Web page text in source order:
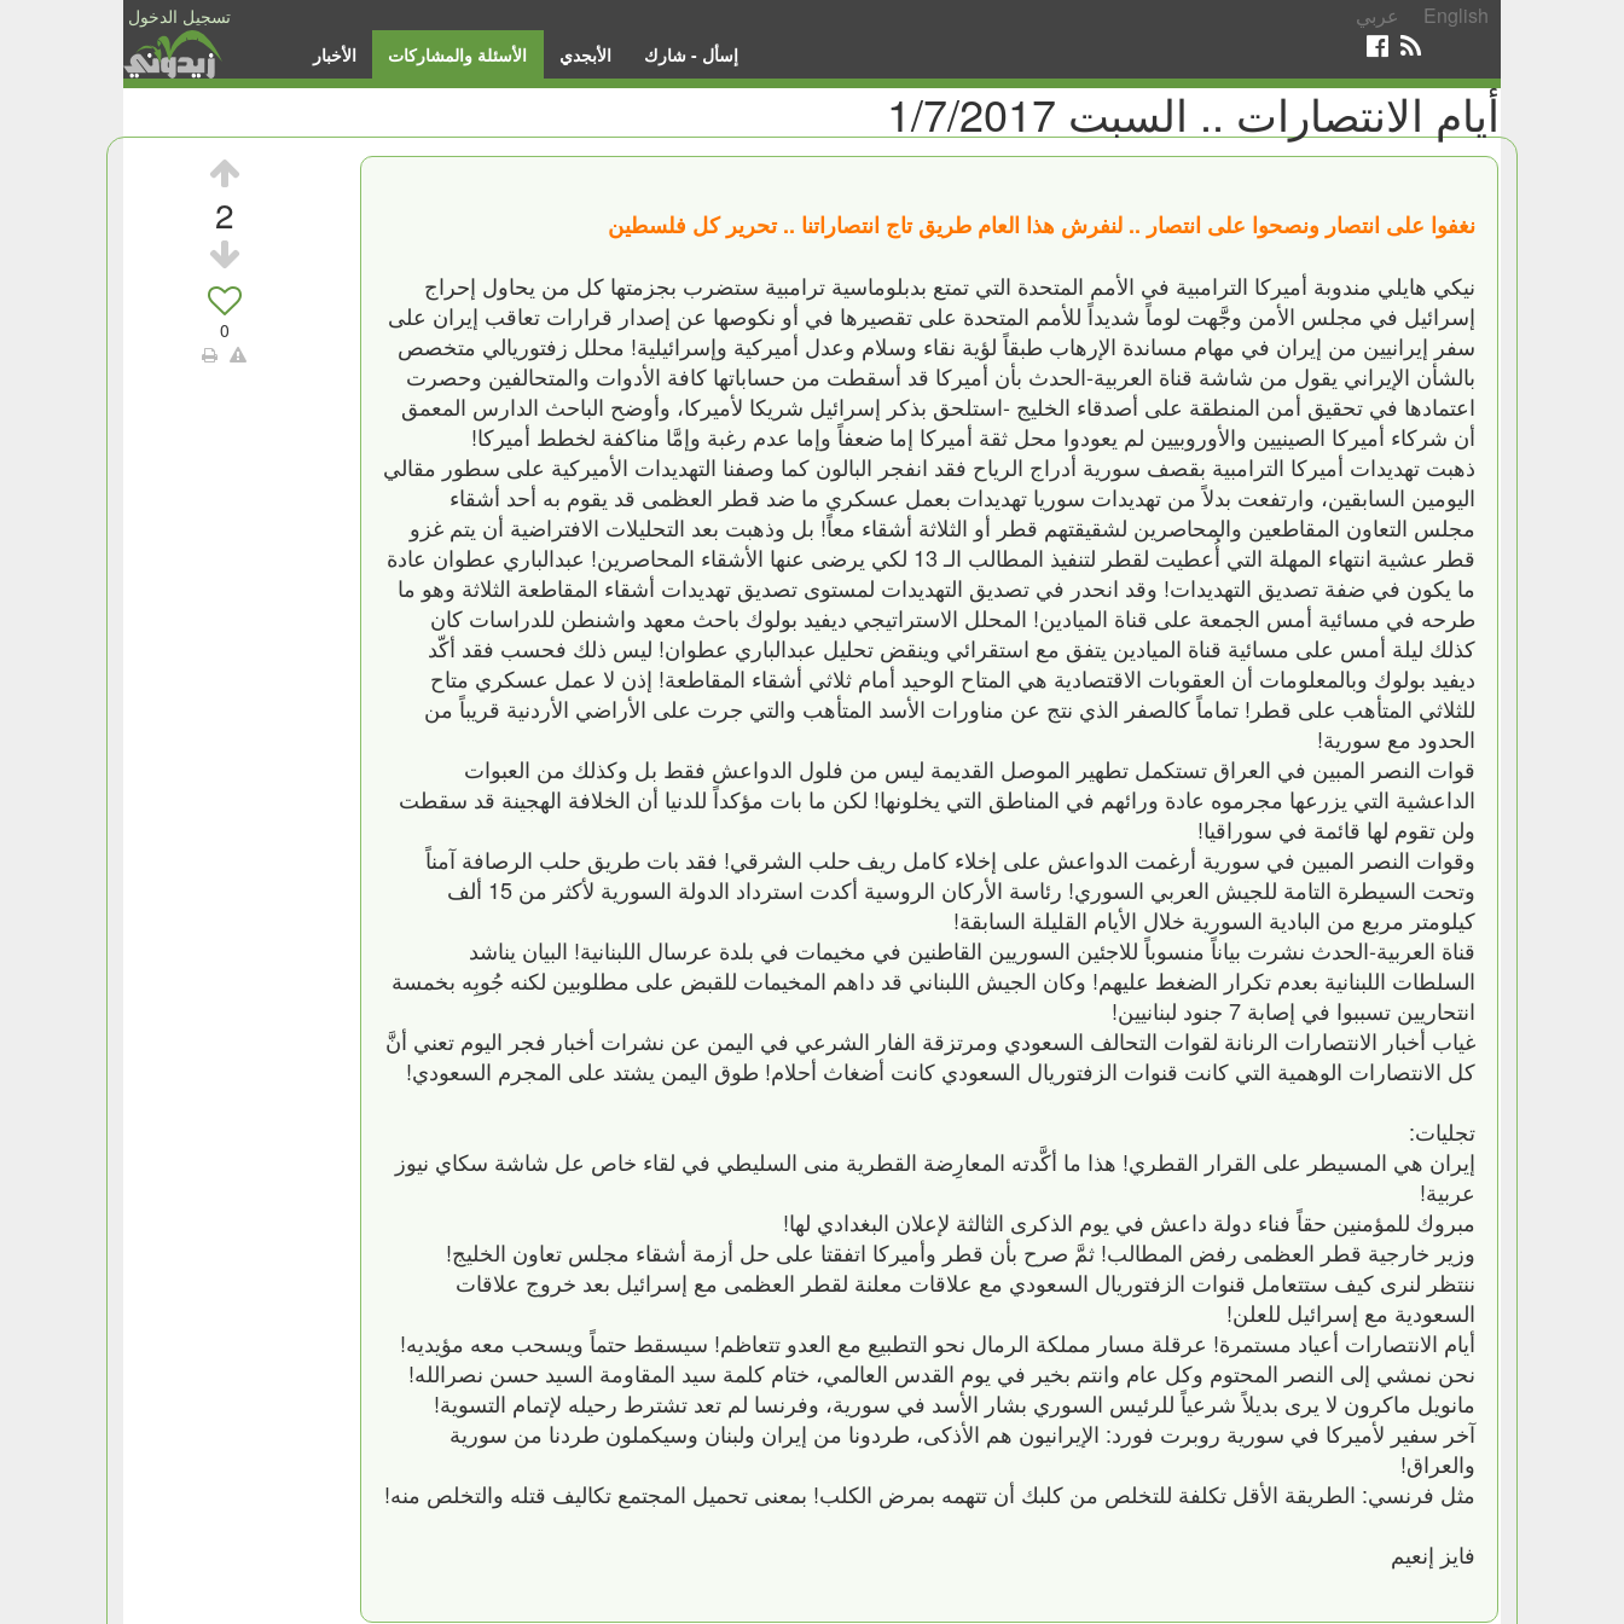
تسجيل الدخول عربي English
الأخبار الأسئلة والمشاركات الأبجدي إسأل - شارك
أيام الانتصارات .. السبت 1/7/2017
2
0
نغفوا على انتصار ونصحوا على انتصار .. لنفرش هذا العام طريق تاج انتصاراتنا .. تحرير كل فلسطين
نيكي هايلي مندوبة أميركا الترامبية في الأمم المتحدة التي تمتع بدبلوماسية ترامبية ستضرب بجزمتها كل من يحاول إحراج
إسرائيل في مجلس الأمن وجَّهت لوماً شديداً للأمم المتحدة على تقصيرها في أو نكوصها عن إصدار قرارات تعاقب إيران على
سفر إيرانيين من إيران في مهام مساندة الإرهاب طبقاً لؤية نقاء وسلام وعدل أميركية وإسرائيلية! محلل زفتوريالي متخصص
بالشأن الإيراني يقول من شاشة قناة العربية-الحدث بأن أميركا قد أسقطت من حساباتها كافة الأدوات والمتحالفين وحصرت
اعتمادها في تحقيق أمن المنطقة على أصدقاء الخليج -استلحق بذكر إسرائيل شريكا لأميركا، وأوضح الباحث الدارس المعمق
أن شركاء أميركا الصينيين والأوروبيين لم يعودوا محل ثقة أميركا إما ضعفاً وإما عدم رغبة وإمَّا مناكفة لخطط أميركا!
ذهبت تهديدات أميركا الترامبية بقصف سورية أدراج الرياح فقد انفجر البالون كما وصفنا التهديدات الأميركية على سطور مقالي
اليومين السابقين، وارتفعت بدلاً من تهديدات سوريا تهديدات بعمل عسكري ما ضد قطر العظمى قد يقوم به أحد أشقاء
مجلس التعاون المقاطعين والمحاصرين لشقيقتهم قطر أو الثلاثة أشقاء معاً! بل وذهبت بعد التحليلات الافتراضية أن يتم غزو
قطر عشية انتهاء المهلة التي أُعطيت لقطر لتنفيذ المطالب الـ 13 لكي يرضى عنها الأشقاء المحاصرين! عبدالباري عطوان عادة
ما يكون في ضفة تصديق التهديدات! وقد انحدر في تصديق التهديدات لمستوى تصديق تهديدات أشقاء المقاطعة الثلاثة وهو ما
طرحه في مسائية أمس الجمعة على قناة الميادين! المحلل الاستراتيجي ديفيد بولوك باحث معهد واشنطن للدراسات كان
كذلك ليلة أمس على مسائية قناة الميادين يتفق مع استقرائي وينقض تحليل عبدالباري عطوان! ليس ذلك فحسب فقد أكّد
ديفيد بولوك وبالمعلومات أن العقوبات الاقتصادية هي المتاح الوحيد أمام ثلاثي أشقاء المقاطعة! إذن لا عمل عسكري متاح
للثلاثي المتأهب على قطر! تماماً كالصفر الذي نتج عن مناورات الأسد المتأهب والتي جرت على الأراضي الأردنية قريباً من
الحدود مع سورية!
قوات النصر المبين في العراق تستكمل تطهير الموصل القديمة ليس من فلول الدواعش فقط بل وكذلك من العبوات
الداعشية التي يزرعها مجرموه عادة ورائهم في المناطق التي يخلونها! لكن ما بات مؤكداً للدنيا أن الخلافة الهجينة قد سقطت
ولن تقوم لها قائمة في سوراقيا!
وقوات النصر المبين في سورية أرغمت الدواعش على إخلاء كامل ريف حلب الشرقي! فقد بات طريق حلب الرصافة آمناً
وتحت السيطرة التامة للجيش العربي السوري! رئاسة الأركان الروسية أكدت استرداد الدولة السورية لأكثر من 15 ألف
كيلومتر مربع من البادية السورية خلال الأيام القليلة السابقة!
قناة العربية-الحدث نشرت بياناً منسوباً للاجئين السوريين القاطنين في مخيمات في بلدة عرسال اللبنانية! البيان يناشد
السلطات اللبنانية بعدم تكرار الضغط عليهم! وكان الجيش اللبناني قد داهم المخيمات للقبض على مطلوبين لكنه جُوبِه بخمسة
انتحاريين تسببوا في إصابة 7 جنود لبنانيين!
غياب أخبار الانتصارات الرنانة لقوات التحالف السعودي ومرتزقة الفار الشرعي في اليمن عن نشرات أخبار فجر اليوم تعني أنَّ
كل الانتصارات الوهمية التي كانت قنوات الزفتوريال السعودي كانت أضغاث أحلام! طوق اليمن يشتد على المجرم السعودي!
تجليات:
إيران هي المسيطر على القرار القطري! هذا ما أكَّدته المعارِضة القطرية منى السليطي في لقاء خاص عل شاشة سكاي نيوز
عربية!
مبروك للمؤمنين حقاً فناء دولة داعش في يوم الذكرى الثالثة لإعلان البغدادي لها!
وزير خارجية قطر العظمى رفض المطالب! ثمَّ صرح بأن قطر وأميركا اتفقتا على حل أزمة أشقاء مجلس تعاون الخليج!
ننتظر لنرى كيف ستتعامل قنوات الزفتوريال السعودي مع علاقات معلنة لقطر العظمى مع إسرائيل بعد خروج علاقات
السعودية مع إسرائيل للعلن!
أيام الانتصارات أعياد مستمرة! عرقلة مسار مملكة الرمال نحو التطبيع مع العدو تتعاظم! سيسقط حتماً ويسحب معه مؤيديه!
نحن نمشي إلى النصر المحتوم وكل عام وانتم بخير في يوم القدس العالمي، ختام كلمة سيد المقاومة السيد حسن نصرالله!
مانويل ماكرون لا يرى بديلاً شرعياً للرئيس السوري بشار الأسد في سورية، وفرنسا لم تعد تشترط رحيله لإتمام التسوية!
آخر سفير لأميركا في سورية روبرت فورد: الإيرانيون هم الأذكى، طردونا من إيران ولبنان وسيكملون طردنا من سورية
والعراق!
مثل فرنسي: الطريقة الأقل تكلفة للتخلص من كلبك أن تتهمه بمرض الكلب! بمعنى تحميل المجتمع تكاليف قتله والتخلص منه!
فايز إنعيم